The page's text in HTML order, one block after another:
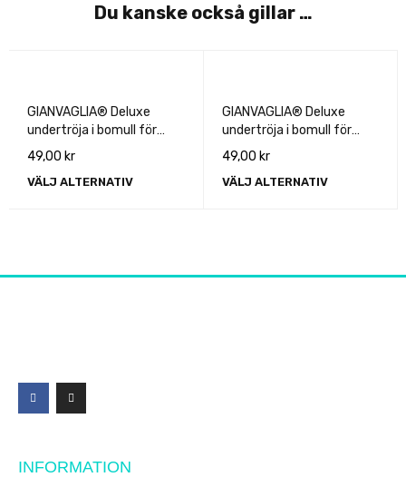
Du kanske också gillar …
GIANVAGLIA® Deluxe
undertröja i bomull för
män
49,00 kr
VÄLJ ALTERNATIV
GIANVAGLIA® Deluxe
undertröja i bomull för
män
49,00 kr
VÄLJ ALTERNATIV
INFORMATION